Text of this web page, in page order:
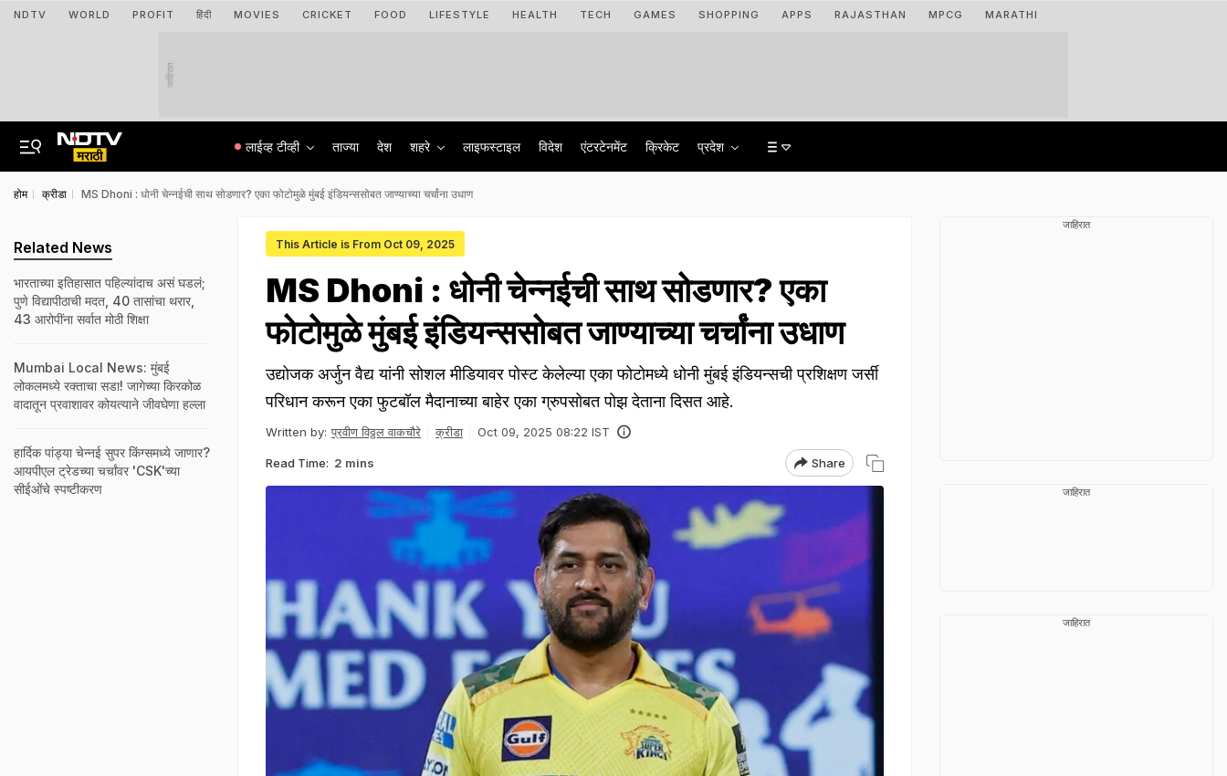
NDTV WORLD PROFIT हिंदी MOVIES CRICKET FOOD LIFESTYLE HEALTH TECH GAMES SHOPPING APPS RAJASTHAN MPCG MARATHI
जाहिरात
लाईव्ह टीव्ही ताज्या देश शहरे लाइफस्टाइल विदेश एंटरटेनमेंट क्रिकेट प्रदेश
होम क्रीडा MS Dhoni : धोनी चेन्नईची साथ सोडणार? एका फोटोमुळे मुंबई इंडियन्ससोबत जाण्याच्या चर्चांना उधाण
This Article is From Oct 09, 2025
MS Dhoni : धोनी चेन्नईची साथ सोडणार? एका
फोटोमुळे मुंबई इंडियन्ससोबत जाण्याच्या चर्चांना उधाण
उद्योजक अर्जुन वैद्य यांनी सोशल मीडियावर पोस्ट केलेल्या एका फोटोमध्ये धोनी मुंबई इंडियन्सची प्रशिक्षण जर्सी
परिधान करून एका फुटबॉल मैदानाच्या बाहेर एका ग्रुपसोबत पोझ देताना दिसत आहे.
Written by: प्रवीण विठ्ठल वाकचौरे क्रीडा Oct 09, 2025 08:22 IST
Read Time: 2 mins Share
Related News
भारताच्या इतिहासात पहिल्यांदाच असं घडलं;
पुणे विद्यापीठाची मदत, 40 तासांचा थरार,
43 आरोपींना सर्वात मोठी शिक्षा
Mumbai Local News: मुंबई
लोकलमध्ये रक्ताचा सडा! जागेच्या किरकोळ
वादातून प्रवाशावर कोयत्याने जीवघेणा हल्ला
हार्दिक पांड्या चेन्नई सुपर किंग्समध्ये जाणार?
आयपीएल ट्रेडच्या चर्चांवर 'CSK'च्या
सीईओंचे स्पष्टीकरण
जाहिरात
जाहिरात
जाहिरात